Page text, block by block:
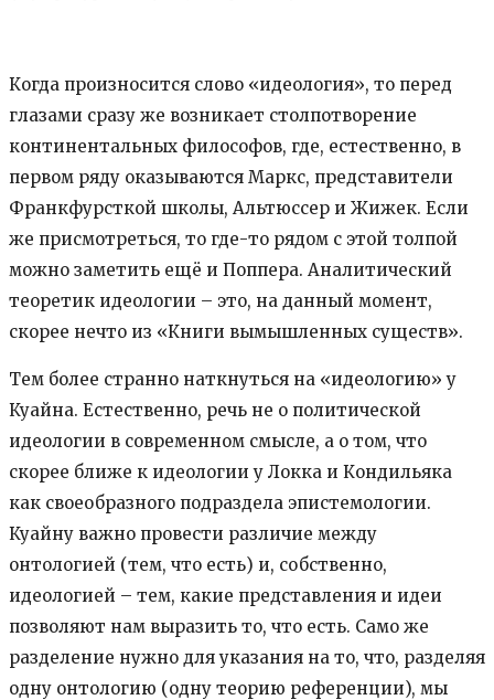
Когда произносится слово «идеология», то перед
глазами сразу же возникает столпотворение
континентальных философов, где, естественно, в
первом ряду оказываются Маркс, представители
Франкфурсткой школы, Альтюссер и Жижек. Если
же присмотреться, то где-то рядом с этой толпой
можно заметить ещё и Поппера. Аналитический
теоретик идеологии – это, на данный момент,
скорее нечто из «Книги вымышленных существ».
Тем более странно наткнуться на «идеологию» у
Куайна. Естественно, речь не о политической
идеологии в современном смысле, а о том, что
скорее ближе к идеологии у Локка и Кондильяка
как своеобразного подраздела эпистемологии.
Куайну важно провести различие между
онтологией (тем, что есть) и, собственно,
идеологией – тем, какие представления и идеи
позволяют нам выразить то, что есть. Само же
разделение нужно для указания на то, что, разделяя
одну онтологию (одну теорию референции), мы